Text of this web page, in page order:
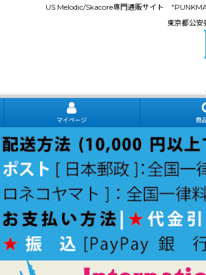
US Melodic/Skacore専門通販サイト
東京都公
マイページ 商